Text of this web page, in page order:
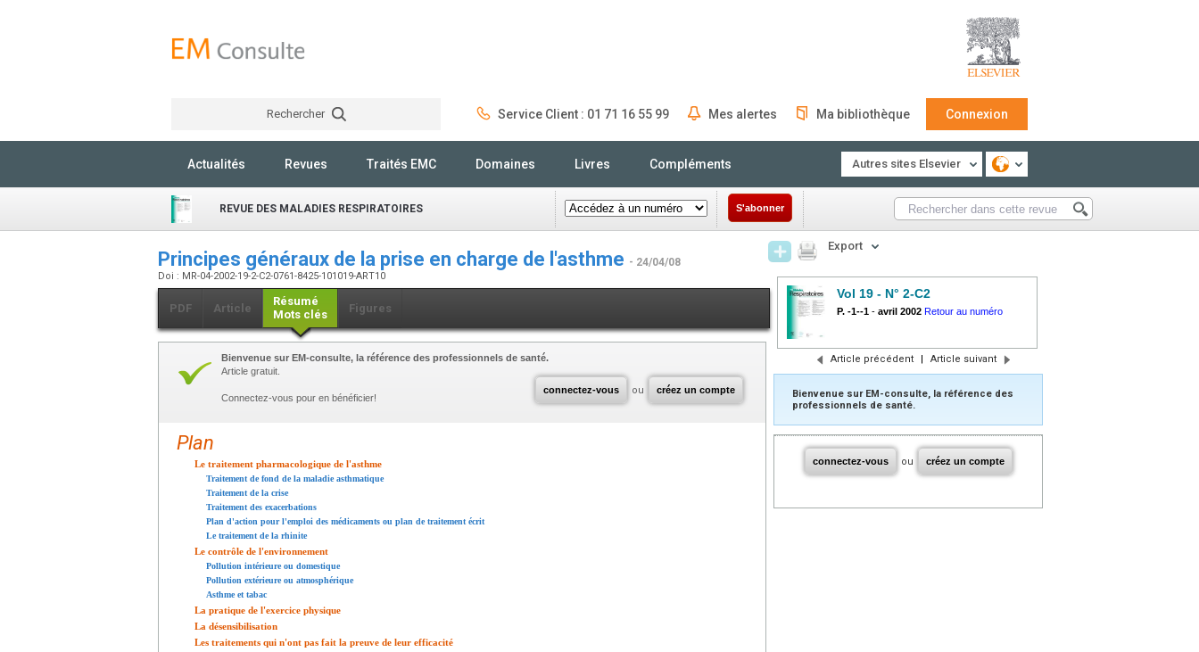
Rechercher Service Client : 01 71 16 55 99 Mes alertes Ma bibliothèque Connexion
Actualités Revues Traités EMC Domaines Livres Compléments Autres sites Elsevier
REVUE DES MALADIES RESPIRATOIRES S'abonner
Principes généraux de la prise en charge de l'asthme - 24/04/08
Doi : MR-04-2002-19-2-C2-0761-8425-101019-ART10
PDF Article
Résumé
Mots clés
Figures
connectez-vous ou créez un compte
Bienvenue sur EM-consulte, la référence des professionnels de santé.
Article gratuit.
Connectez-vous pour en bénéficier!
Plan
Le traitement pharmacologique de l'asthme
Traitement de fond de la maladie asthmatique
Traitement de la crise
Traitement des exacerbations
Plan d'action pour l'emploi des médicaments ou plan de traitement écrit
Le traitement de la rhinite
Le contrôle de l'environnement
Pollution intérieure ou domestique
Pollution extérieure ou atmosphérique
Asthme et tabac
La pratique de l'exercice physique
La désensibilisation
Les traitements qui n'ont pas fait la preuve de leur efficacité
Export
Vol 19 - N° 2-C2
P. -1--1 - avril 2002 Retour au numéro
Article précédent | Article suivant
Bienvenue sur EM-consulte, la référence des
professionnels de santé.
connectez-vous ou créez un compte